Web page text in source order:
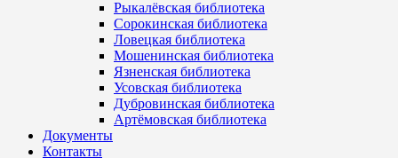
Рыкалёвская библиотека
Сорокинская библиотека
Ловецкая библиотека
Мошенинская библиотека
Язненская библиотека
Усовская библиотека
Дубровинская библиотека
Артёмовская библиотека
Документы
Контакты